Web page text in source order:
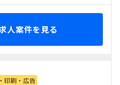
人案件を見る
印刷・広告